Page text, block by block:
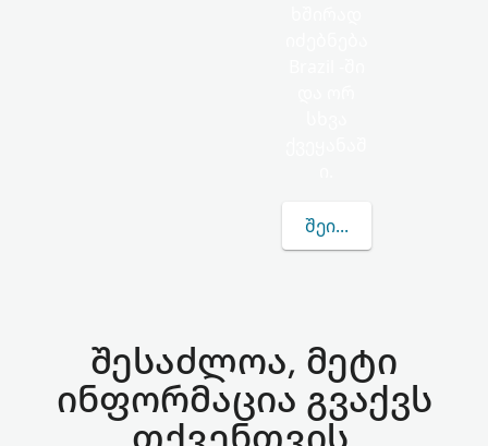
ᲨᲔᲘᲢᲧᲕᲔᲗ ᲛᲔᲢᲘ
შესაძლოა, მეტი
ინფორმაცია გვაქვს